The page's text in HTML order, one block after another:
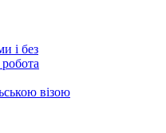
і без
візою